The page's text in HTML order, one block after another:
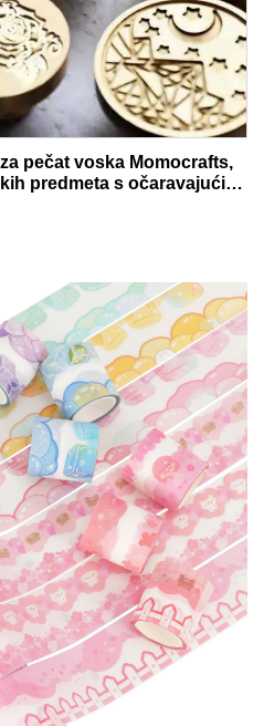
pečat voska Momocrafts,
predmeta s očaravajućim